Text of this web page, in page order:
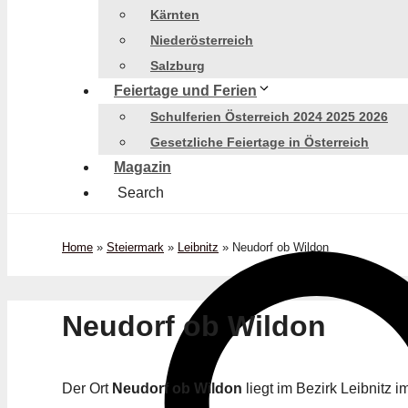
Kärnten
Niederösterreich
Salzburg
Feiertage und Ferien
Schulferien Österreich 2024 2025 2026
Gesetzliche Feiertage in Österreich
Magazin
Search
Home » Steiermark » Leibnitz » Neudorf ob Wildon
Neudorf ob Wildon
Der Ort Neudorf ob Wildon liegt im Bezirk Leibnitz